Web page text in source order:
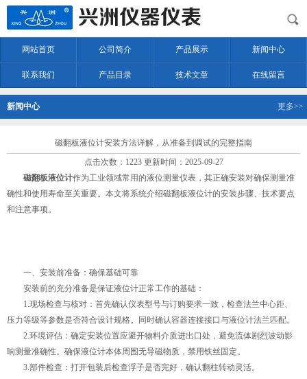
网站首页 公司简介 产品展示 新闻中心
联系我们 产品目录 技术文章 在线留言
新闻中心 更多>>
磁翻板液位计安装方法详解，从准备到调试的完整指南
点击次数：1223 更新时间：2025-09-27
磁翻板液位计作为工业领域常用的液位测量仪表，其正确安装对确保测量准
确性和使用寿命至关重要。本文将系统介绍磁翻板液位计的安装步骤、技术要点
和注意事项。
一、安装前准备：确保基础可靠
安装前的充分准备是保证液位计正常工作的基础：
1.现场检查与核对：首先确认仪表型号与订购要求一致，检查法兰中心距、
压力等级等参数是否符合设计规格。同时确认容器连接接口与液位计法兰匹配。
2.环境评估：确定安装位置应避开物料介质进出口处，避免流体剧烈波动影
响测量准确性。确保液位计本体周围无导磁物质，禁用铁丝固定。
3.部件检查：打开包装后检查浮子是否完好，确认翻柱转动灵活。